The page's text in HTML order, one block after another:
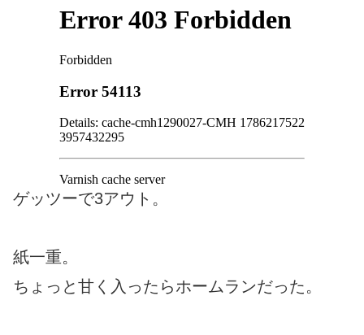
ゲッツーで3アウト。
紙一重。
ちょっと甘く入ったらホームランだった。